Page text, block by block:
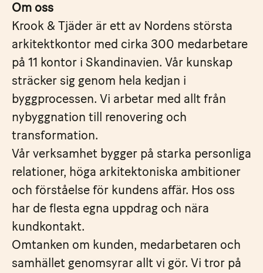
Om oss
Krook & Tjäder är ett av Nordens största
arkitektkontor med cirka 300 medarbetare
på 11 kontor i Skandinavien. Vår kunskap
sträcker sig genom hela kedjan i
byggprocessen. Vi arbetar med allt från
nybyggnation till renovering och
transformation.
Vår verksamhet bygger på starka personliga
relationer, höga arkitektoniska ambitioner
och förståelse för kundens affär. Hos oss
har de flesta egna uppdrag och nära
kundkontakt.
Omtanken om kunden, medarbetaren och
samhället genomsyrar allt vi gör. Vi tror på